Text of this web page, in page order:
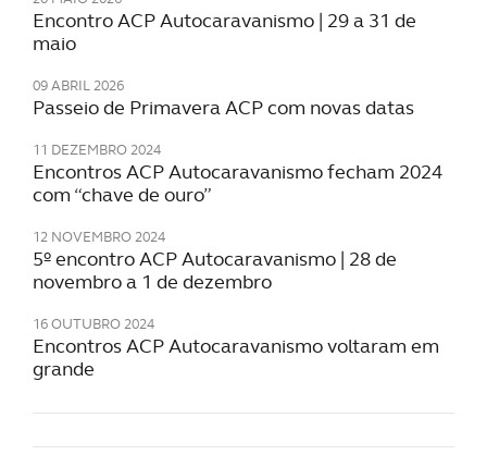
Encontro ACP Autocaravanismo | 29 a 31 de
maio
09 ABRIL 2026
Passeio de Primavera ACP com novas datas
11 DEZEMBRO 2024
Encontros ACP Autocaravanismo fecham 2024
com “chave de ouro”
12 NOVEMBRO 2024
5º encontro ACP Autocaravanismo | 28 de
novembro a 1 de dezembro
16 OUTUBRO 2024
Encontros ACP Autocaravanismo voltaram em
grande